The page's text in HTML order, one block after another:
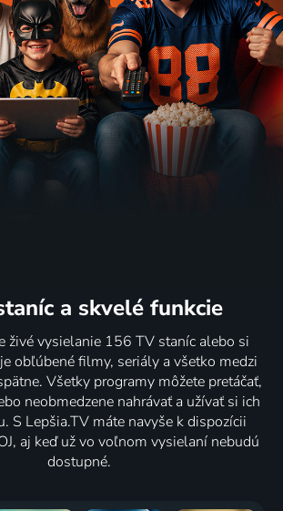
a skvelé funkcie
živé vysielanie 156 TV staníc alebo si
obľúbené filmy, seriály a všetko medzi
Všetky programy môžete pretáčať,
neobmedzene nahrávať a užívať si ich
S Lepšia.TV máte navyše k dispozícii
aj keď už vo voľnom vysielaní nebudú
dostupné.